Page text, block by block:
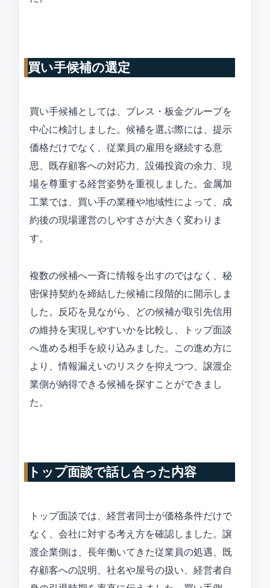
買い手候補の選定
買い手候補としては、プレス・板金グループを
中心に検討しました。候補を選ぶ際には、提示
価格だけでなく、従業員の雇用を継続する意
思、既存顧客への対応力、設備投資の余力、現
場を尊重する経営姿勢を重視しました。金属加
工業では、買い手の業種や地域性によって、成
約後の現場運営のしやすさが大きく変わりま
す。
複数の候補へ一斉に情報を出すのではなく、秘
密保持契約を締結した候補に段階的に開示しま
した。反応を見ながら、どの候補が取引先信用
の維持を実現しやすいかを比較し、トップ面談
へ進める相手を絞り込みました。この進め方に
より、情報漏えいのリスクを抑えつつ、譲渡企
業側が納得できる候補を探すことができまし
た。
トップ面談で話し合った内容
トップ面談では、経営者同士が価格条件だけで
なく、会社に対する考え方を確認しました。譲
渡企業側は、長年働いてきた従業員の処遇、既
存顧客への説明、社名や屋号の扱い、経営者自